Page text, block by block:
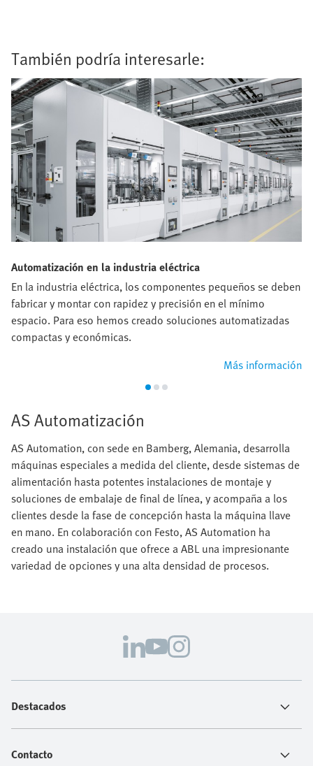
También podría interesarle:
Automatización en la industria eléctrica
En la industria eléctrica, los componentes pequeños se deben
fabricar y montar con rapidez y precisión en el mínimo
espacio. Para eso hemos creado soluciones automatizadas
compactas y económicas.
Más información
AS Automatización
AS Automation, con sede en Bamberg, Alemania, desarrolla
máquinas especiales a medida del cliente, desde sistemas de
alimentación hasta potentes instalaciones de montaje y
soluciones de embalaje de final de línea, y acompaña a los
clientes desde la fase de concepción hasta la máquina llave
en mano. En colaboración con Festo, AS Automation ha
creado una instalación que ofrece a ABL una impresionante
variedad de opciones y una alta densidad de procesos.
Destacados
Contacto